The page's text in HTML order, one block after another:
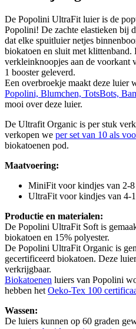
De Popolini UltraFit luier is de
Popolini! De zachte elastieken bij
dat elke spuitluier netjes
biokatoen en sluit met klittenband.
verkleinknoopjes aan de voorkant
1 booster geleverd.
Een overbroekje maakt deze luier
Popolini, Blumchen, TotsBots,
mooi over deze luier.
De Ultrafit Organic is per stuk
verkopen we per set van 10 als
biokatoenen pod.
Maatvoering:
MiniFit voor kindjes van 2-
UltraFit voor kindjes van 4-
Productie en materialen:
De Popolini UltraFit Soft is
biokatoen en 15% polyester.
De Popolini UltraFit Organic is
gecertificeerd biokatoen. Deze
verkrijgbaar.
Biokatoenen luiers van Popolini
hebben het Oeko-Tex 100
Wassen:
De luiers kunnen op 60 graden